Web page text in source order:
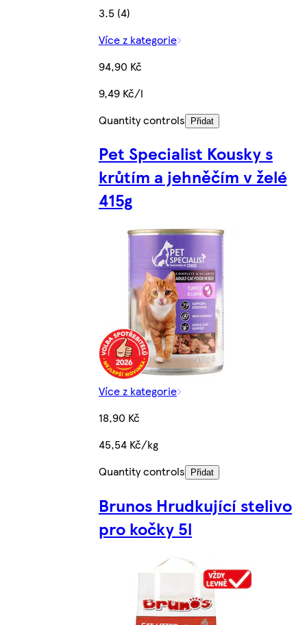
3.5 (4)
Více z kategorie
94,90 Kč
9,49 Kč/l
Quantity controls
Přidat
Pet Specialist Kousky s
krůtím a jehněčím v želé
415g
Více z kategorie
18,90 Kč
45,54 Kč/kg
Quantity controls
Přidat
Brunos Hrudkující stelivo
pro kočky 5l